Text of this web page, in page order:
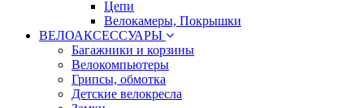
Цепи
Велокамеры, Покрышки
ВЕЛОАКСЕССУАРЫ
Багажники и корзины
Велокомпьютеры
Грипсы, обмотка
Детские велокресла